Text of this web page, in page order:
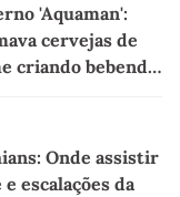
'Aquaman':
cervejas de
criando bebendo
Onde assistir
escalações da